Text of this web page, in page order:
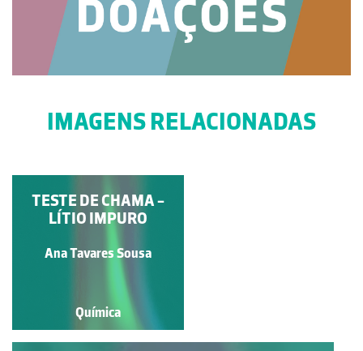
IMAGENS RELACIONADAS
ESPECTRO VISÍVEL
DO ÁTOMO DE
HIDROGÉNIO
Ana Carla Campos
Química
TESTE DE CHAMA -
LÍTIO IMPURO
Ana Tavares Sousa
Química